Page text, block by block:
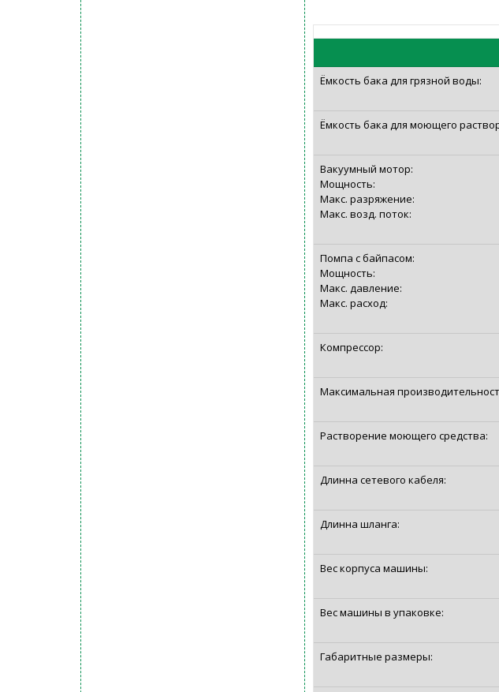
Ëмкость бака для грязной воды:
Ëмкость бака для моющего
Вакуумный мотор:
Мощность:
Макс. разряжение:
Макс. возд. поток:
Помпа с байпасом:
Мощность:
Макс. давление:
Макс. расход:
Компрессор:
Максимальная
Растворение моющего средства:
Длинна сетевого кабеля:
Длинна шланга:
Вес корпуса машины:
Вес машины в упаковке:
Габаритные размеры: